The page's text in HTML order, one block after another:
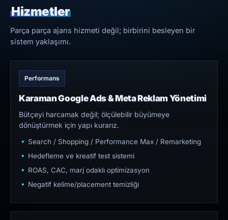
Hizmetler
Parça parça ajans hizmeti değil; birbirini besleyen bir
sistem yaklaşımı.
Performans
Karaman Google Ads & Meta Reklam Yönetimi
Bütçeyi harcamak değil; ölçülebilir büyümeye
dönüştürmek için yapı kurarız.
Search / Shopping / Performance Max / Remarketing
Hedefleme ve kreatif test sistemi
ROAS, CAC, marj odaklı optimizasyon
Negatif kelime/placement temizliği